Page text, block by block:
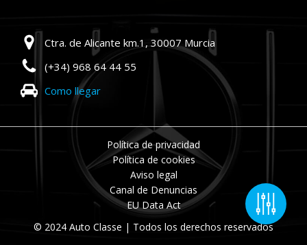
Ctra. de Alicante km.1, 30007 Murcia
(+34) 968 64 44 55
Como llegar
© 2024 Auto Classe | Todos los derechos reservados
Política de privacidad
Política de cookies
Aviso legal
Canal de Denuncias
EU Data Act